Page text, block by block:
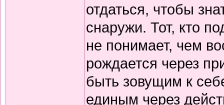
отдаться, чтобы
снаружи. Тот, кто
не понимает, чем
рождается через
быть зовущим к
единым через